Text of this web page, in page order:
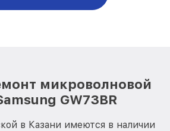
микроволновой
GW73BR
в Казани имеются в наличии